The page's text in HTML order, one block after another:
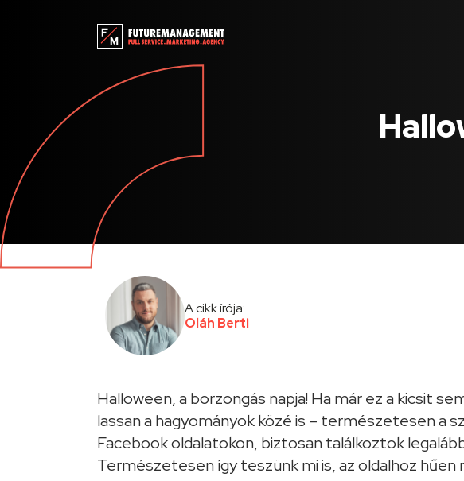
A cikk írója:
Oláh Berti
Halloween, a borzongás napja! Ha már ez a kicsit
lassan a hagyományok közé is – természetesen a
Facebook oldalatokon, biztosan találkoztok
Természetesen így teszünk mi is, az oldalhoz